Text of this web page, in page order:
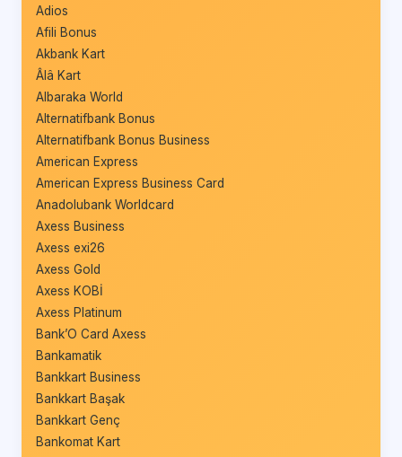
Adios
Afili Bonus
Akbank Kart
Âlâ Kart
Albaraka World
Alternatifbank Bonus
Alternatifbank Bonus Business
American Express
American Express Business Card
Anadolubank Worldcard
Axess Business
Axess exi26
Axess Gold
Axess KOBİ
Axess Platinum
Bank’O Card Axess
Bankamatik
Bankkart Business
Bankkart Başak
Bankkart Genç
Bankomat Kart